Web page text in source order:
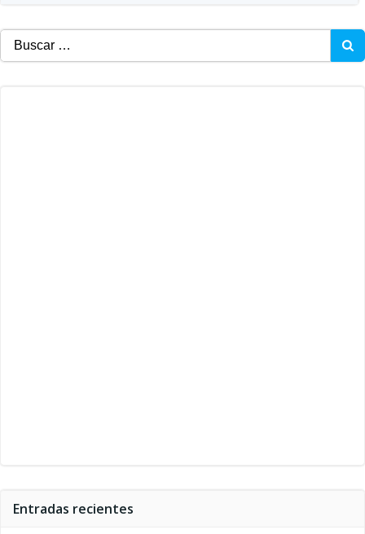
Buscar:
Entradas recientes